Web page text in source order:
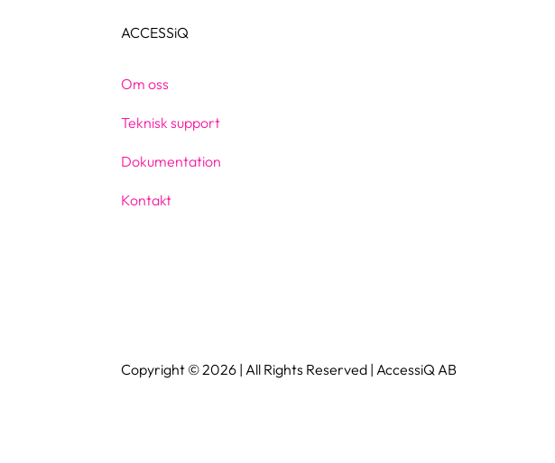
ACCESSiQ
Om oss
Teknisk support
Dokumentation
Kontakt
Copyright © 2026 | All Rights Reserved | AccessiQ AB